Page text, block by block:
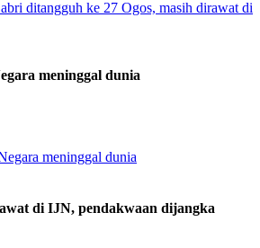
meninggal dunia
di IJN, pendakwaan dijangka